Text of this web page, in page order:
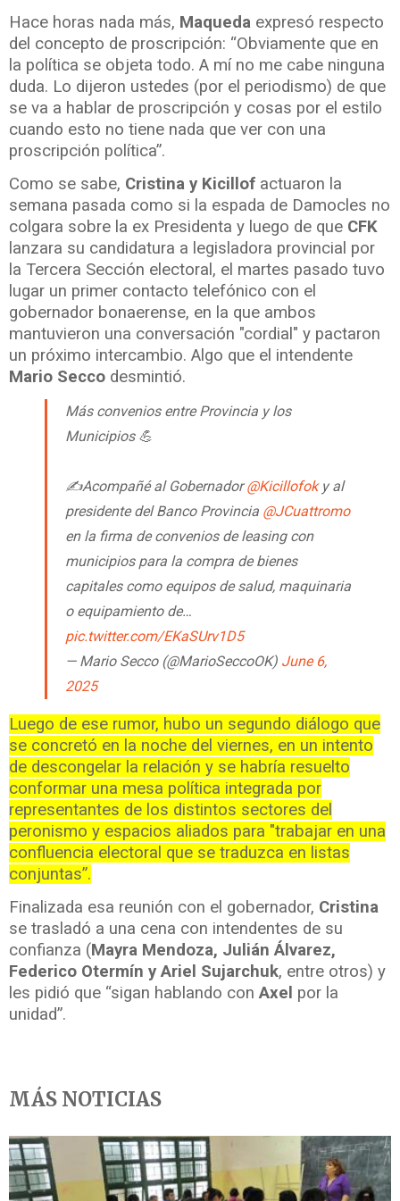
Hace horas nada más, Maqueda expresó respecto
del concepto de proscripción: “Obviamente que en
la política se objeta todo. A mí no me cabe ninguna
duda. Lo dijeron ustedes (por el periodismo) de que
se va a hablar de proscripción y cosas por el estilo
cuando esto no tiene nada que ver con una
proscripción política”.
Como se sabe, Cristina y Kicillof actuaron la
semana pasada como si la espada de Damocles no
colgara sobre la ex Presidenta y luego de que CFK
lanzara su candidatura a legisladora provincial por
la Tercera Sección electoral, el martes pasado tuvo
lugar un primer contacto telefónico con el
gobernador bonaerense, en la que ambos
mantuvieron una conversación "cordial" y pactaron
un próximo intercambio. Algo que el intendente
Mario Secco desmintió.
Más convenios entre Provincia y los
Municipios 💪
✍️Acompañé al Gobernador@Kicillofoky al
presidente del Banco Provincia @JCuattromo
en la firma de convenios de leasing con
municipios para la compra de bienes
capitales como equipos de salud, maquinaria
o equipamiento de…
pic.twitter.com/EKaSUrv1D5
— Mario Secco (@MarioSeccoOK) June 6,
2025
Luego de ese rumor, hubo un segundo diálogo que
se concretó en la noche del viernes, en un intento
de descongelar la relación y se habría resuelto
conformar una mesa política integrada por
representantes de los distintos sectores del
peronismo y espacios aliados para "trabajar en una
confluencia electoral que se traduzca en listas
conjuntas”.
Finalizada esa reunión con el gobernador, Cristina
se trasladó a una cena con intendentes de su
confianza (Mayra Mendoza, Julián Álvarez,
Federico Otermín y Ariel Sujarchuk, entre otros) y
les pidió que “sigan hablando con Axel por la
unidad”.
MÁS NOTICIAS